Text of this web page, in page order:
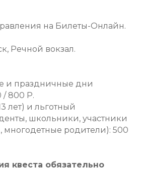
на Билеты-Онлайн.
Речной вокзал.
и праздничные дни
/ 800 Р.
лет) и льготный
школьники, участники
многодетные родители): 500
квеста обязательно